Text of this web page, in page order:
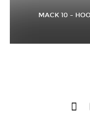
MACK 10 –